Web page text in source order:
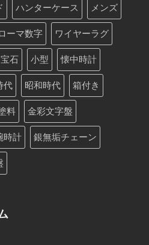
ハンターケース メンズ
ーマ数字 ワイヤーラグ
宝石 小型 懐中時計
代 昭和時代 箱付き
料 金彩文字盤
時計 銀無垢チェーン